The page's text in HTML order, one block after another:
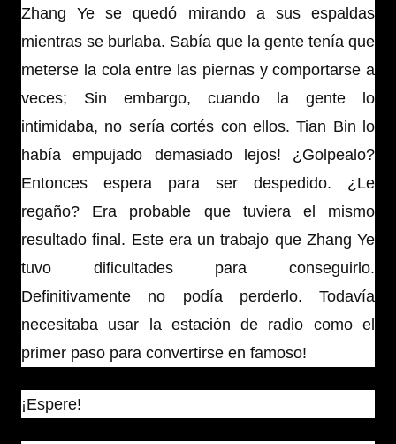
Zhang Ye se quedó mirando a sus espaldas
mientras se burlaba. Sabía que la gente tenía que
meterse la cola entre las piernas y comportarse a
veces; Sin embargo, cuando la gente lo
intimidaba, no sería cortés con ellos. Tian Bin lo
había empujado demasiado lejos! ¿Golpealo?
Entonces espera para ser despedido. ¿Le
regaño? Era probable que tuviera el mismo
resultado final. Este era un trabajo que Zhang Ye
tuvo dificultades para conseguirlo.
Definitivamente no podía perderlo. Todavía
necesitaba usar la estación de radio como el
primer paso para convertirse en famoso!
¡Espere!